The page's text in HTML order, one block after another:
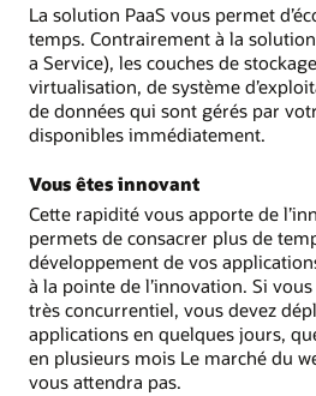
La solution PaaS vous permet
temps. Contrairement à la
a Service), les couches de
virtualisation, de système
de données qui sont gérés par
disponibles immédiatement.
Vous êtes innovant
Cette rapidité vous apporte de
permets de consacrer plus de
développement de vos
à la pointe de l’innovation. Si
très concurrentiel, vous devez
applications en quelques jours,
en plusieurs mois Le marché du
vous attendra pas.